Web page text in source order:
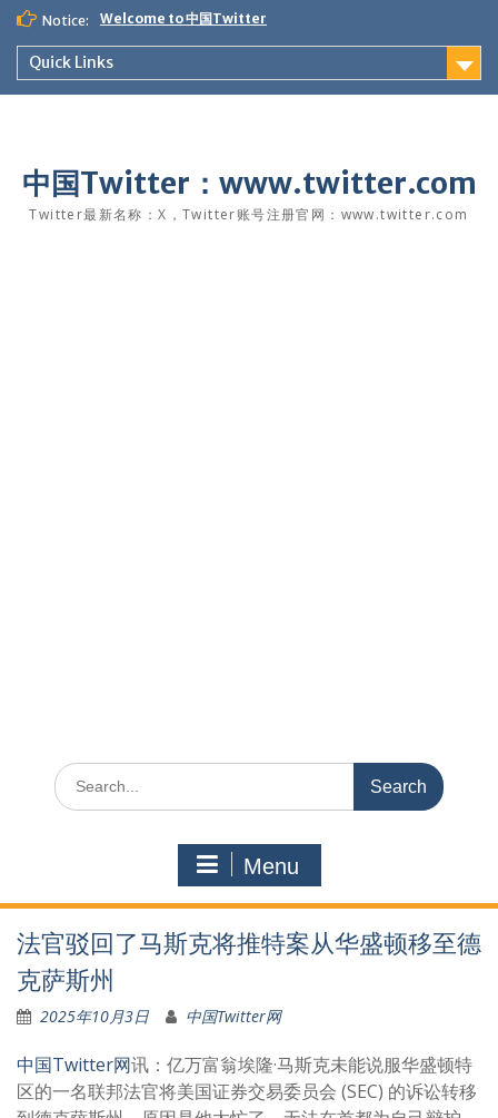
Skip
content
Notice: Welcome to 中国Twitter
Quick Links
中国Twitter：www.twitter.com
Twitter最新名称：X，Twitter账号注册官网：www.twitter.com
Search
for:
Menu
法官驳回了马斯克将推特案从华盛顿移至德
克萨斯州
2025年10月3日 中国Twitter网
中国Twitter网讯：亿万富翁埃隆·马斯克未能说服华盛顿特
区的一名联邦法官将美国证券交易委员会 (SEC) 的诉讼转移